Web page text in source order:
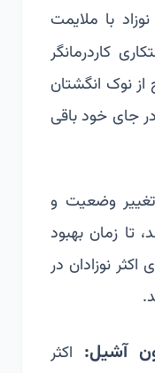
با ملایمت
کاردرمانگر
نوک انگشتان
جای خود باقی
وضعیت و
تا زمان بهبود
نوزادان در
آشیل: اکثر